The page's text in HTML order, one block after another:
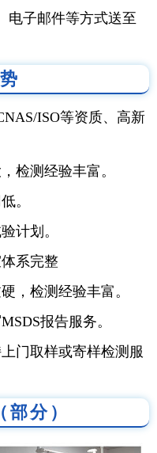
电子邮件等方式送至
ISO等资质、高新
检测经验丰富。
。
计划。
系完整
，检测经验丰富。
报告服务。
门取样或寄样检测服
分）